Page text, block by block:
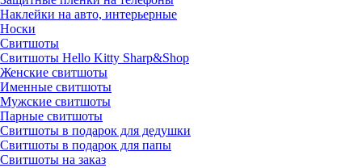
Наклейки на авто, интерьерные
Носки
Свитшоты
Cвитшоты Hello Kitty Sharp&Shop
Женские свитшоты
Именные свитшоты
Мужские свитшоты
Парные свитшоты
Свитшоты в подарок для дедушки
Свитшоты в подарок для папы
Свитшоты на заказ